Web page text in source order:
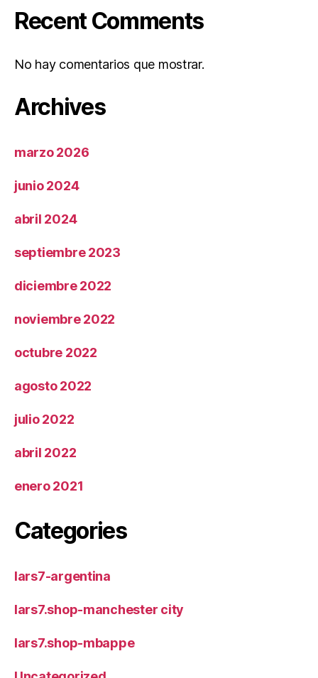
Recent Comments
No hay comentarios que mostrar.
Archives
marzo 2026
junio 2024
abril 2024
septiembre 2023
diciembre 2022
noviembre 2022
octubre 2022
agosto 2022
julio 2022
abril 2022
enero 2021
Categories
lars7-argentina
lars7.shop-manchester city
lars7.shop-mbappe